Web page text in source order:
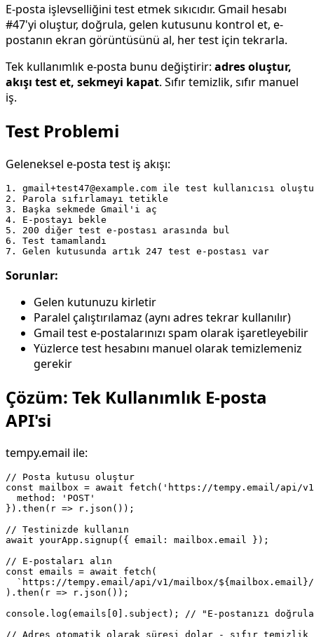
E-posta işlevselliğini test etmek sıkıcıdır. Gmail hesabı
#47'yi oluştur, doğrula, gelen kutusunu kontrol et, e-
postanın ekran görüntüsünü al, her test için tekrarla.
Tek kullanımlık e-posta bunu değiştirir: adres oluştur,
akışı test et, sekmeyi kapat. Sıfır temizlik, sıfır manuel
iş.
Test Problemi
Geleneksel e-posta test iş akışı:
1. gmail+test47@example.com ile test kullanıcısı
2. Parola sıfırlamayı tetikle
3. Başka sekmede Gmail'i aç
4. E-postayı bekle
5. 200 diğer test e-postası arasında bul
6. Test tamamlandı
Sorunlar:
Gelen kutunuzu kirletir
Paralel çalıştırılamaz (aynı adres tekrar kullanılır)
Gmail test e-postalarınızı spam olarak işaretleyebilir
Yüzlerce test hesabını manuel olarak temizlemeniz
gerekir
Çözüm: Tek Kullanımlık E-posta
API'si
tempy.email ile:
// Posta kutusu oluştur
const mailbox = await fetch('https://tempy.email/api/
  method: 'POST'
}).then(r => r.json());
// Testinizde kullanın
await yourApp.signup({ email: mailbox.email });
// E-postaları alın
const emails = await fetch(
`https://tempy.email/api/v1/mailbox/
).then(r => r.json());
console.log(emails[0].subject); // "E-postanızı